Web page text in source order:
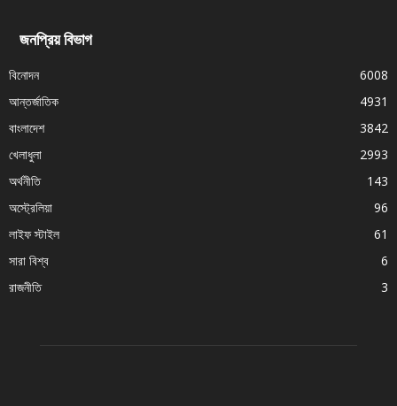
জনপ্রিয় বিভাগ
বিনোদন
6008
আন্তর্জাতিক
4931
বাংলাদেশ
3842
খেলাধুলা
2993
অর্থনীতি
143
অস্ট্রেলিয়া
96
লাইফ স্টাইল
61
সারা বিশ্ব
6
রাজনীতি
3